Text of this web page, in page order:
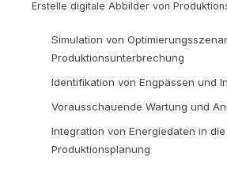
Erstelle digitale Abbilder von
Simulation von
Produktionsunterbrechung
Identifikation von Engpässen und
Vorausschauende Wartung und
Integration von Energiedaten in die
Produktionsplanung